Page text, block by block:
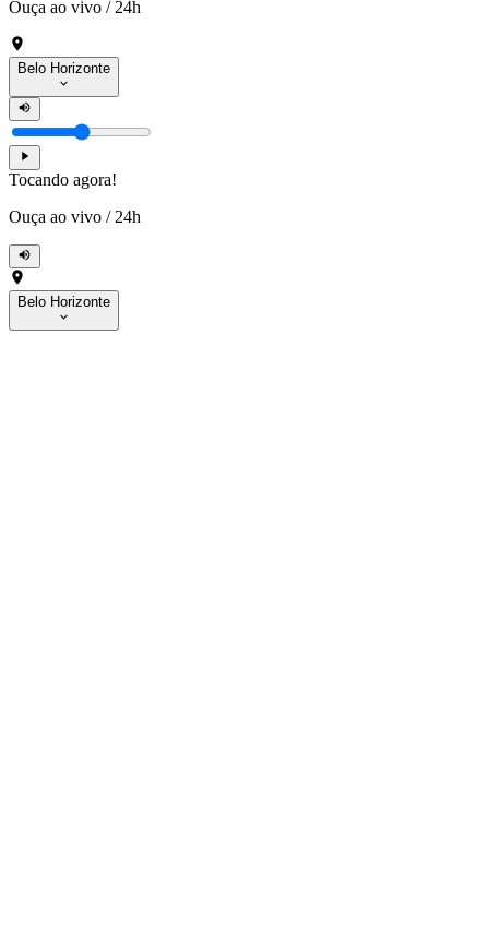
Ouça ao vivo / 24h
Belo Horizonte
Tocando agora!
Ouça ao vivo / 24h
Belo Horizonte